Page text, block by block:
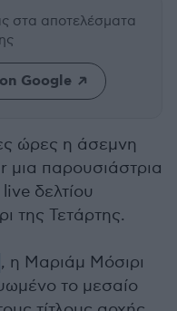
στα αποτελέσματα
Google
ώρες η άσεμνη
μια παρουσιάστρια
δελτίου
της Τετάρτης.
, η Μαριάμ Μόσιρι
το μεσαίο